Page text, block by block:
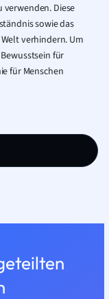
Diese
sowie das
verhindern. Um
für
für Menschen